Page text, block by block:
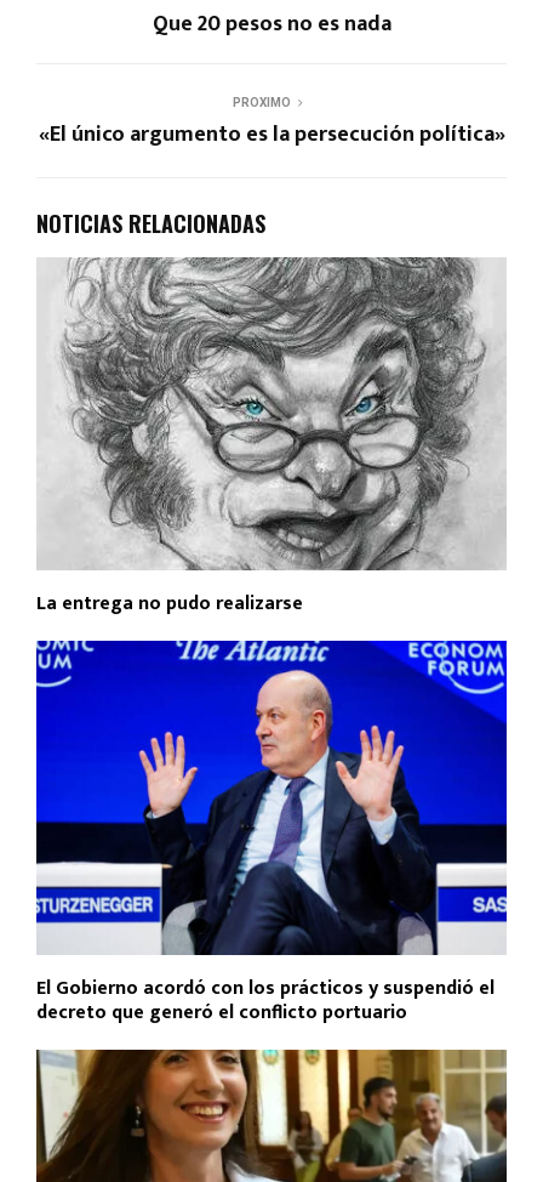
Que 20 pesos no es nada
PROXIMO
«El único argumento es la persecución política»
NOTICIAS RELACIONADAS
La entrega no pudo realizarse
El Gobierno acordó con los prácticos y suspendió el
decreto que generó el conflicto portuario